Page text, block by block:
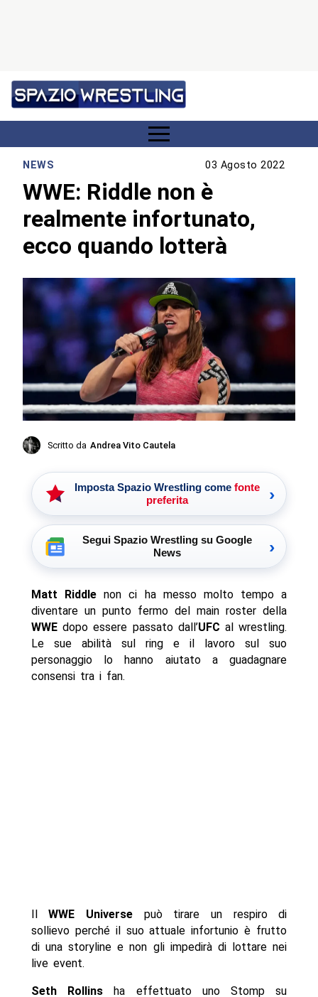
NEWS 03 Agosto 2022
WWE: Riddle non è
realmente infortunato,
ecco quando lotterà
Scritto da Andrea Vito Cautela
Imposta Spazio Wrestling come fonte
preferita
›
Segui Spazio Wrestling su Google
News
›
Matt Riddle non ci ha messo molto tempo a
diventare un punto fermo del main roster della
WWEdopo essere passato dall’UFC al wrestling.
Le sue abilità sul ring e il lavoro sul suo
personaggio lo hanno aiutato a guadagnare
consensi tra i fan.
IlWWE Universe può tirare un respiro di
sollievo perché il suo attuale infortunio è frutto
di una storyline e non gli impedirà di lottare nei
live event.
Seth Rollins ha effettuato uno Stomp su